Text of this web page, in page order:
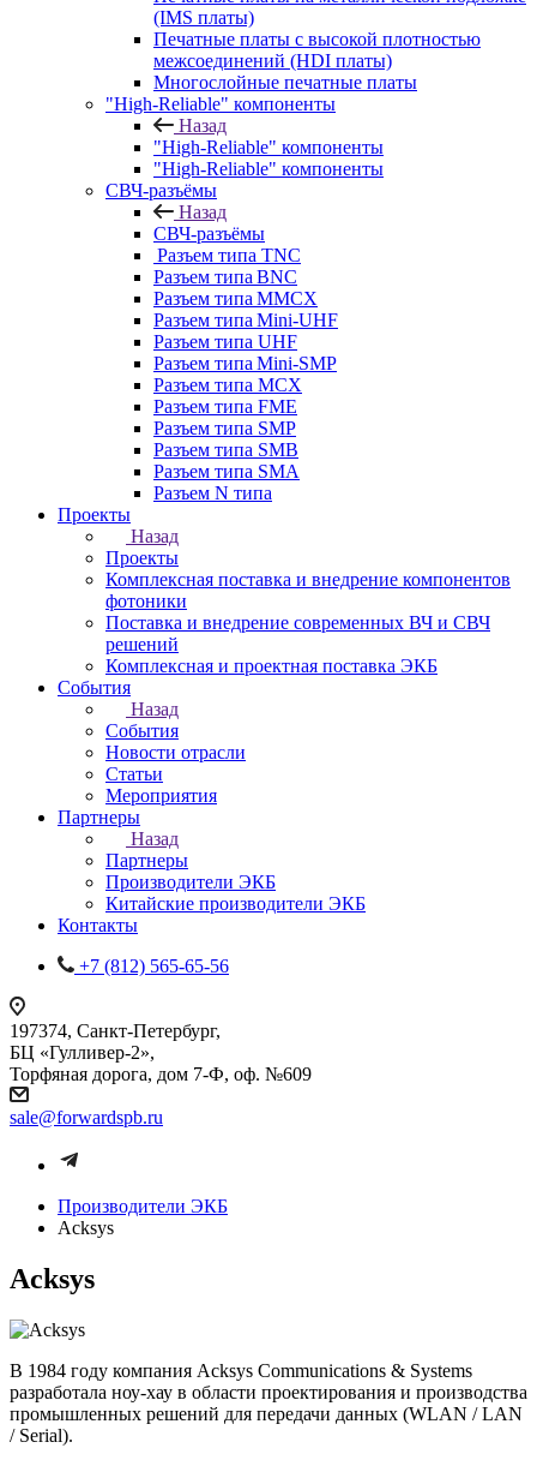
(IMS платы)
Печатные платы с высокой плотностью
межсоединений (HDI платы)
Многослойные печатные платы
"High-Reliable" компоненты
Назад
"High-Reliable" компоненты
"High-Reliable" компоненты
СВЧ-разъёмы
Назад
СВЧ-разъёмы
Разъем типа TNC
Разъем типа BNC
Разъем типа MMCX
Разъем типа Mini-UHF
Разъем типа UHF
Разъем типа Mini-SMP
Разъем типа MCX
Разъем типа FME
Разъем типа SMP
Разъем типа SMB
Разъем типа SMA
Разъем N типа
Проекты
Назад
Проекты
Комплексная поставка и внедрение компонентов
фотоники
Поставка и внедрение современных ВЧ и СВЧ
решений
Комплексная и проектная поставка ЭКБ
События
Назад
События
Новости отрасли
Статьи
Мероприятия
Партнеры
Назад
Партнеры
Производители ЭКБ
Китайские производители ЭКБ
Контакты
+7 (812) 565-65-56
197374, Санкт-Петербург,
БЦ «Гулливер-2»,
Торфяная дорога, дом 7-Ф, оф. №609
sale@forwardspb.ru
Производители ЭКБ
Acksys
Acksys
В 1984 году компания Acksys Communications & Systems
разработала ноу-хау в области проектирования и производства
промышленных решений для передачи данных (WLAN / LAN
/ Serial).